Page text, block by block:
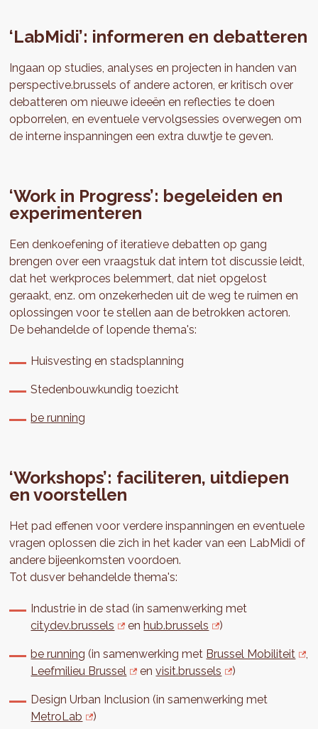
‘LabMidi’: informeren en debatteren
Ingaan op studies, analyses en projecten in handen van
perspective.brussels of andere actoren, er kritisch over
debatteren om nieuwe ideeën en reflecties te doen
opborrelen, en eventuele vervolgsessies overwegen om
de interne inspanningen een extra duwtje te geven.
‘Work in Progress’: begeleiden en
experimenteren
Een denkoefening of iteratieve debatten op gang
brengen over een vraagstuk dat intern tot discussie leidt,
dat het werkproces belemmert, dat niet opgelost
geraakt, enz. om onzekerheden uit de weg te ruimen en
oplossingen voor te stellen aan de betrokken actoren.
De behandelde of lopende thema's:
Huisvesting en stadsplanning
Stedenbouwkundig toezicht
be running
‘Workshops’: faciliteren, uitdiepen
en voorstellen
Het pad effenen voor verdere inspanningen en eventuele
vragen oplossen die zich in het kader van een LabMidi of
andere bijeenkomsten voordoen.
Tot dusver behandelde thema's:
Industrie in de stad (in samenwerking met
citydev.brussels
enhub.brussels )
be running (in samenwerking met Brussel Mobiliteit
Leefmilieu Brussel
envisit.brussels )
Design Urban Inclusion (in samenwerking met
MetroLab
)